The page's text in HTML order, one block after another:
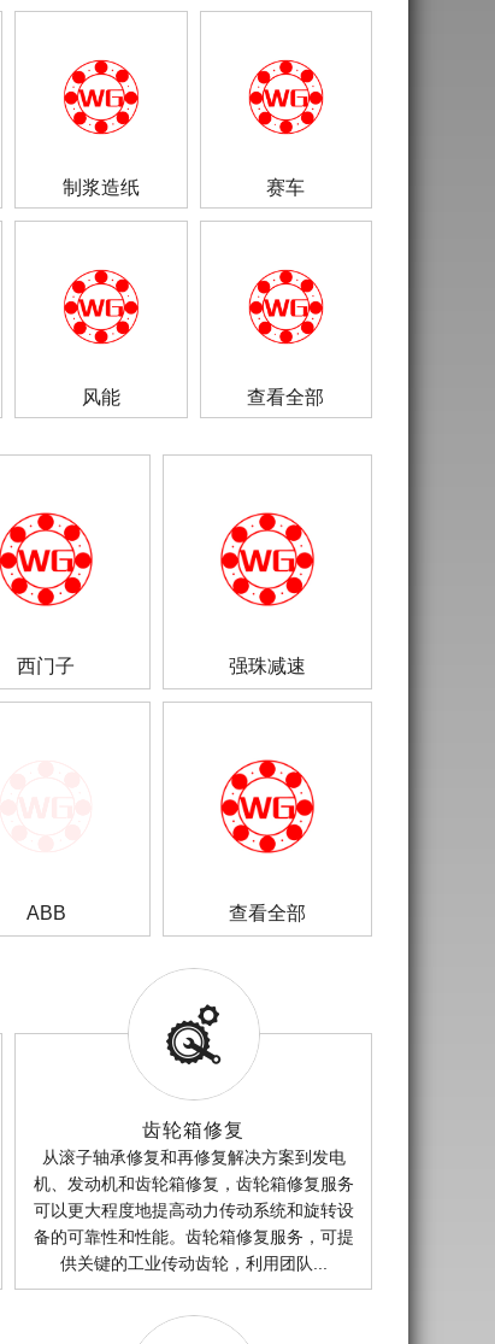
制浆造纸 赛车
风能 查看全部
西门子 强珠减速
ABB 查看全部


齿轮箱修复
从滚子轴承修复和再修复解决方案到发电
机、发动机和齿轮箱修复，齿轮箱修复服务
可以更大程度地提高动力传动系统和旋转设
备的可靠性和性能。齿轮箱修复服务，可提
供关键的工业传动齿轮，利用团队...